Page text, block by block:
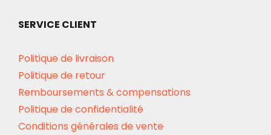
SERVICE CLIENT
Politique de livraison
Politique de retour
Remboursements & compensations
Politique de confidentialité
Conditions générales de vente